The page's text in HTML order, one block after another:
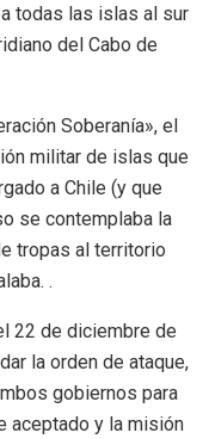
todas las islas al sur
del Cabo de
Soberanía», el
militar de islas que
a Chile (y que
se contemplaba la
tropas al territorio
.
22 de diciembre de
la orden de ataque,
gobiernos para
aceptado y la misión